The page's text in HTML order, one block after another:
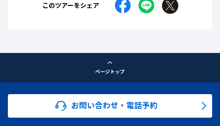
このツアーをシェア
ページトップ
お問い合わせ・電話予約